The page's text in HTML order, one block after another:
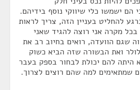
הם ישמשו כלי שיווקי נוסף בידיהם.
להחליט בעניין הזה, צריך לראות
מקרה אני רוצה להגיד שאני
שגם הוועדה, רואים בחיוב רב את
ואת הבשורה שזה הביא כשוק
היתה להם יכולת לבחור בספק בעבר
שמתאימים למה שהם רוצים לצרוך.